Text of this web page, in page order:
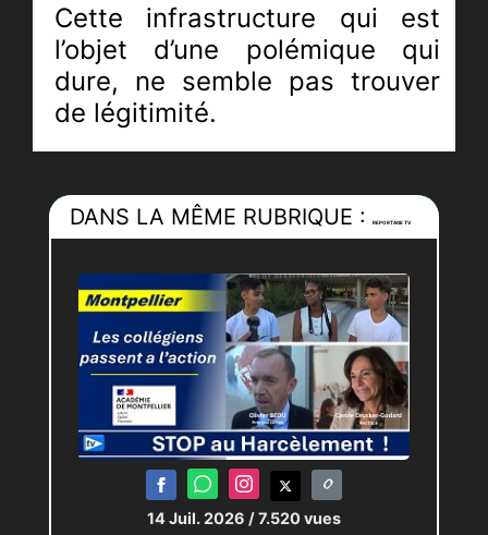
Cette infrastructure qui est
l’objet d’une polémique qui
dure, ne semble pas trouver
de légitimité.
Depuis sa mise en service l’été
dernier, sa fréquentation n’est
pas flagrante, son accès
Le plan d’urbanisme imaginé
autour du site de la Mogère,
permettra-t-il à la gare de
connaître un véritable essor ?
Affaire à suivre...
JRI :Claudia PITRONACI
RASSCHAERT,Antoine RODRIGUEZ
DANS LA MÊME RUBRIQUE :REPORTAGE TV
14 Juil. 2026 / 7.520 vues